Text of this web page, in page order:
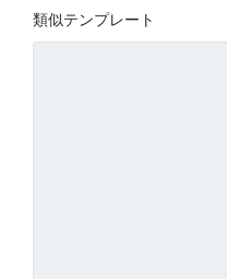
類似テンプレート